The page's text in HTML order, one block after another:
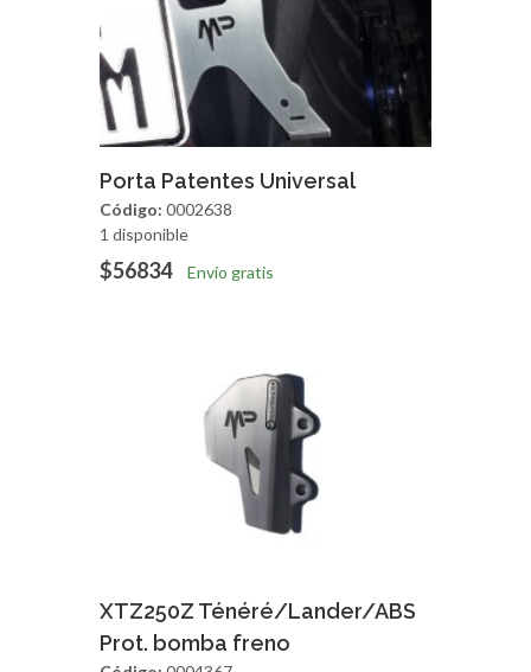
Agregar Vista Rapida
Porta Patentes Universal
Código: 0002638
1 disponible
$56834 Envío gratis
Agregar Vista Rapida
XTZ250Z Ténéré/Lander/ABS
Prot. bomba freno